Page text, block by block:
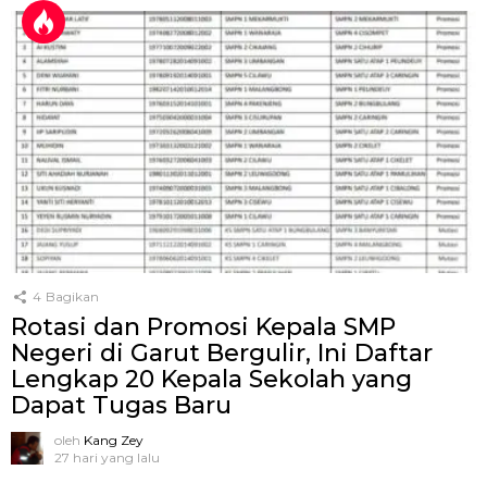
4 Bagikan
Rotasi dan Promosi Kepala SMP
Negeri di Garut Bergulir, Ini Daftar
Lengkap 20 Kepala Sekolah yang
Dapat Tugas Baru
oleh Kang Zey
27 hari yang lalu